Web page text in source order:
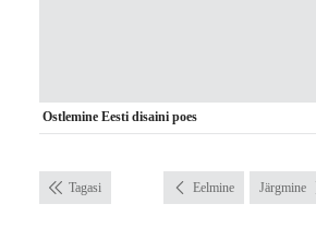
Ostlemine Eesti disaini poes
Tagasi Eelmine Järgmine